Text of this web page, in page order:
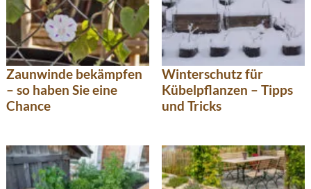
Zaunwinde bekämpfen
– so haben Sie eine
Chance
Winterschutz für
Kübelpflanzen – Tipps
und Tricks